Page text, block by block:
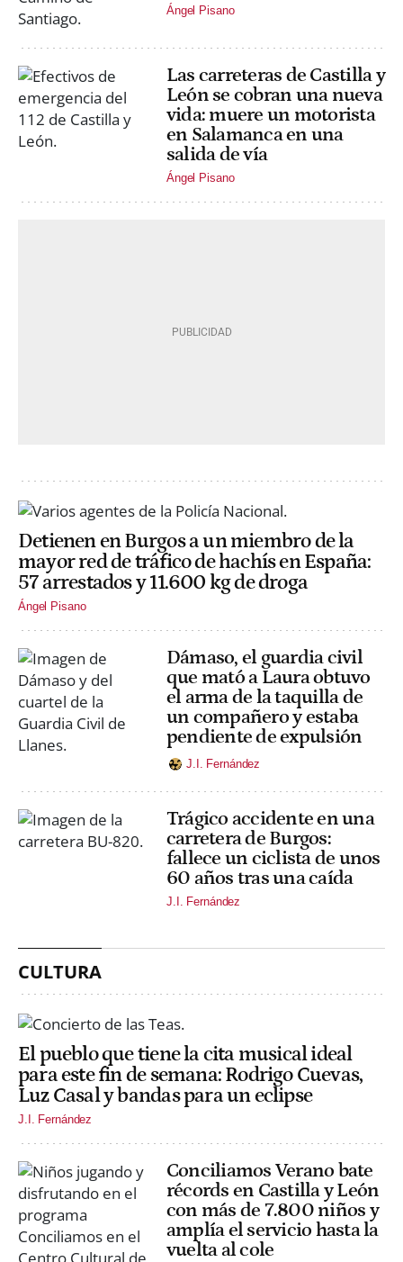
Ángel Pisano
Las carreteras de Castilla y
León se cobran una nueva
vida: muere un motorista
en Salamanca en una
salida de vía
Ángel Pisano
Detienen en Burgos a un miembro de la
mayor red de tráfico de hachís en España:
57 arrestados y 11.600 kg de droga
Ángel Pisano
Dámaso, el guardia civil
que mató a Laura obtuvo
el arma de la taquilla de
un compañero y estaba
pendiente de expulsión
J.I. Fernández
Trágico accidente en una
carretera de Burgos:
fallece un ciclista de unos
60 años tras una caída
J.I. Fernández
CULTURA
El pueblo que tiene la cita musical ideal
para este fin de semana: Rodrigo Cuevas,
Luz Casal y bandas para un eclipse
J.I. Fernández
Conciliamos Verano bate
récords en Castilla y León
con más de 7.800 niños y
amplía el servicio hasta la
vuelta al cole